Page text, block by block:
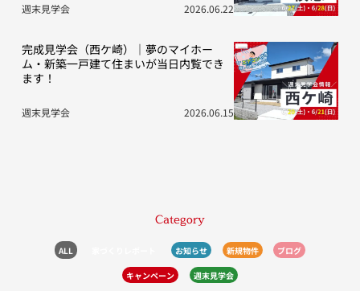
週末見学会 2026.06.22
完成見学会（西ケ崎）｜夢のマイホー
ム・新築一戸建て住まいが当日内覧でき
ます！
週末見学会 2026.06.15
Category
ALL お知らせ 新規物件 ブログ
キャンペーン 週末見学会